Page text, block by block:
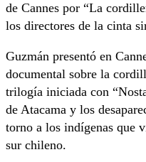
de Cannes por “La
los directores de la cinta
Guzmán presentó en
documental sobre la
trilogía iniciada con
de Atacama y los
torno a los indígenas que
sur chileno.